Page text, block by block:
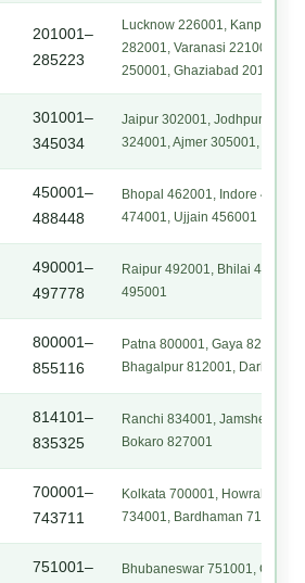
201001–
285223
Lucknow 226001, Kanpur
282001, Varanasi 221001,
250001, Ghaziabad 201001
301001–
345034
Jaipur 302001, Jodhpur
324001, Ajmer 305001,
450001–
488448
Bhopal 462001, Indore
474001, Ujjain 456001
490001–
497778
Raipur 492001, Bhilai
495001
800001–
855116
Patna 800001, Gaya 823001,
Bhagalpur 812001,
814101–
835325
Ranchi 834001, Jamshedpur
Bokaro 827001
700001–
743711
Kolkata 700001, Howrah
734001, Bardhaman 713101
751001–
Bhubaneswar 751001,